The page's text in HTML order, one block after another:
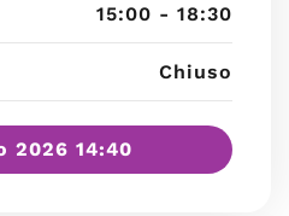
15:00 - 18:30
Chiuso
2026 14:40